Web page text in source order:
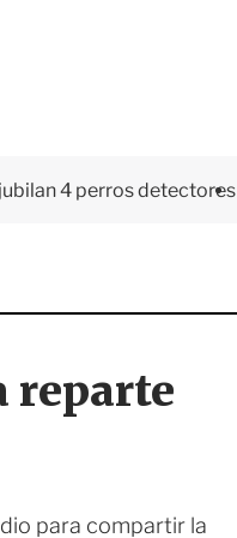
4 perros detectores
reparte
para compartir la